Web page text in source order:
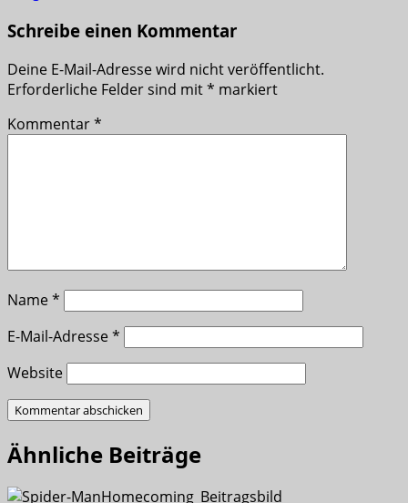
Schreibe einen Kommentar
Deine E-Mail-Adresse wird nicht veröffentlicht.
Erforderliche Felder sind mit* markiert
Kommentar*
Name*
E-Mail-Adresse*
Website
Ähnliche Beiträge